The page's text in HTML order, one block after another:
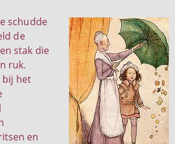
schudde
de
stak die
ruk.
bij het
en